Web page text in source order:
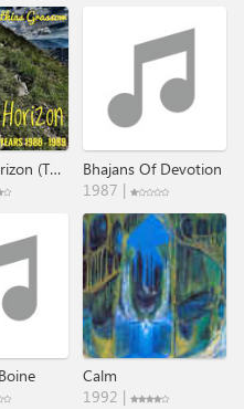
Beyond Horizon (The Early Years 1988 ​-​ 1989)
Bhajans Of Devotion
1987 |
Calm
1992 |